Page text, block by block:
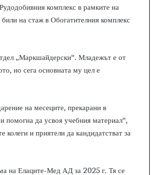
комплекс в рамките на
на стаж в Обогатителния комплекс
„Маркшайдерски“. Младежът е от
но сега основната му цел е
на месеците, прекарани в
помогна да усвоя учебния материал“,
и приятели да кандидатстват за
на Елаците-Мед АД за 2025 г. Тя се